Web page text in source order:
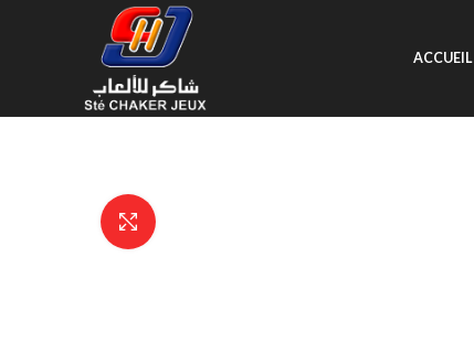
ACCUEIL